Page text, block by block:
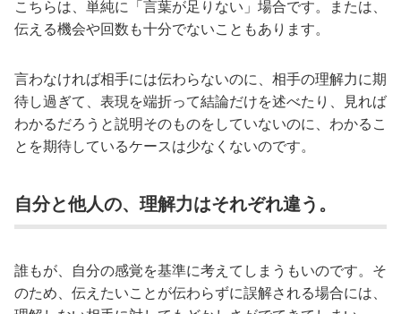
こちらは、単純に「言葉が足りない」場合です。または、
伝える機会や回数も十分でないこともあります。
言わなければ相手には伝わらないのに、相手の理解力に期
待し過ぎて、表現を端折って結論だけを述べたり、見れば
わかるだろうと説明そのものをしていないのに、わかるこ
とを期待しているケースは少なくないのです。
自分と他人の、理解力はそれぞれ違う。
誰もが、自分の感覚を基準に考えてしまうもいのです。そ
のため、伝えたいことが伝わらずに誤解される場合には、